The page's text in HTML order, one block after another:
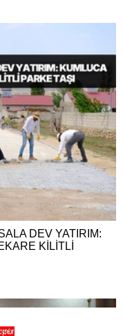
DEV YATIRIM:
KİLİTLİ